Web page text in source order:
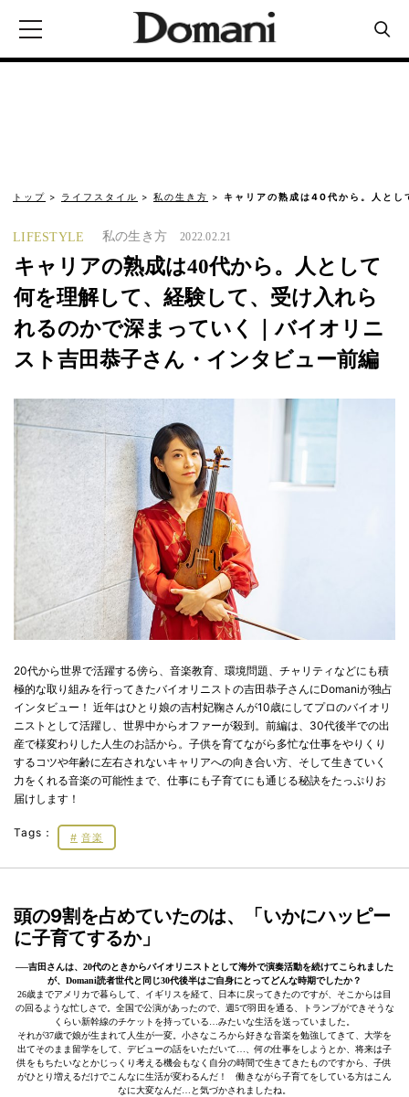
トップ ライフスタイル 私の生き方 キャリアの熟成は40代から。人と
LIFESTYLE 私の生き方 2022.02.21
キャリアの熟成は40代から。人として
何を理解して、経験して、受け入れら
れるのかで深まっていく｜バイオリニ
スト吉田恭子さん・インタビュー前編
20代から世界で活躍する傍ら、音楽教育、環境問題、チャリティなどにも積
極的な取り組みを行ってきたバイオリニストの吉田恭子さんにDomaniが独占
インタビュー！ 近年はひとり娘の吉村妃鞠さんが10歳にしてプロのバイオリ
ニストとして活躍し、世界中からオファーが殺到。前編は、30代後半での出
産で様変わりした人生のお話から。子供を育てながら多忙な仕事をやりくり
するコツや年齢に左右されないキャリアへの向き合い方、そして生きていく
力をくれる音楽の可能性まで、仕事にも子育てにも通じる秘訣をたっぷりお
届けします！
Tags： 音楽
頭の9割を占めていたのは、「いかにハッピー
に子育てするか」
──吉田さんは、20代のときからバイオリニストとして海外で演奏活動を続けてこられました
が、Domani読者世代と同じ30代後半はご自身にとってどんな時期でしたか？
26歳までアメリカで暮らして、イギリスを経て、日本に戻ってきたのですが、そこからは目
の回るような忙しさで。全国で公演があったので、週5で羽田を通る、トランプができそうな
くらい新幹線のチケットを持っている…みたいな生活を送っていました。
それが37歳で娘が生まれて人生が一変。小さなころから好きな音楽を勉強してきて、大学を
出てそのまま留学をして、デビューの話をいただいて…、何の仕事をしようとか、将来は子
供をもちたいなとかじっくり考える機会もなく自分の時間で生きてきたものですから、子供
がひとり増えるだけでこんなに生活が変わるんだ！ 働きながら子育てをしている方はこん
なに大変なんだ…と気づかされましたね。